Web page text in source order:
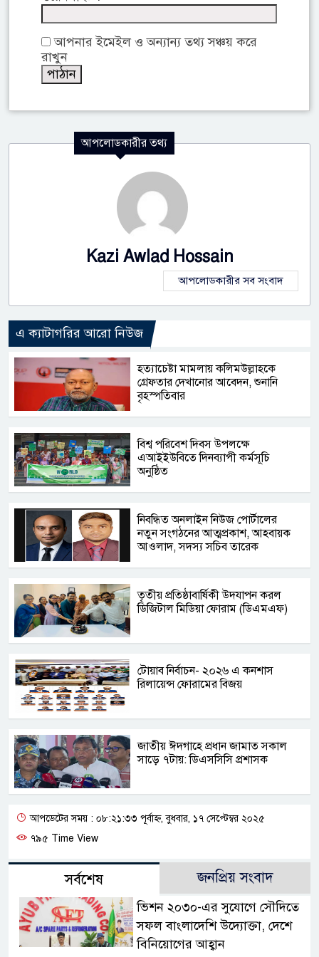
আপনার ইমেইল ও অন্যান্য তথ্য সঞ্চয় করে
রাখুন
আপলোডকারীর তথ্য
Kazi Awlad Hossain
আপলোডকারীর সব সংবাদ
এ ক্যাটাগরির আরো নিউজ
হত্যাচেষ্টা মামলায় কলিমউল্লাহকে
গ্রেফতার দেখানোর আবেদন, শুনানি
বৃহস্পতিবার
বিশ্ব পরিবেশ দিবস উপলক্ষে
এআইইউবিতে দিনব্যাপী কর্মসূচি
অনুষ্ঠিত
নিবন্ধিত অনলাইন নিউজ পোর্টালের
নতুন সংগঠনের আত্মপ্রকাশ, আহবায়ক
আওলাদ, সদস্য সচিব তারেক
তৃতীয় প্রতিষ্ঠাবার্ষিকী উদযাপন করল
ডিজিটাল মিডিয়া ফোরাম (ডিএমএফ)
টোয়াব নির্বাচন- ২০২৬ এ কনশাস
রিলায়েন্স ফোরামের বিজয়
জাতীয় ঈদগাহে প্রধান জামাত সকাল
সাড়ে ৭টায়: ডিএসসিসি প্রশাসক
আপডেটের সময় : ০৮:২১:৩৩ পূর্বাহ্ন, বুধবার, ১৭ সেপ্টেম্বর ২০২৫
৭৯৫ Time View
সর্বশেষ জনপ্রিয় সংবাদ
ভিশন ২০৩০-এর সুযোগে সৌদিতে
সফল বাংলাদেশি উদ্যোক্তা, দেশে
বিনিয়োগের আহ্বান